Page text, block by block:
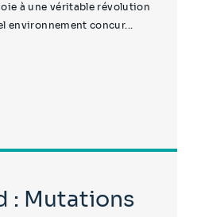
à une véritable révolution
environnement concur...